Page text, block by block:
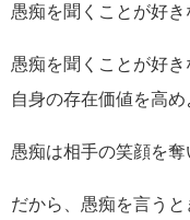
愚痴を聞くことが好き
愚痴を聞くことが好
自身の存在価値を高め
愚痴は相手の笑顔を奪
だから、愚痴を言うと